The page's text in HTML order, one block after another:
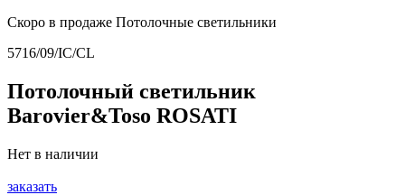
Скоро в продаже Потолочные светильники
5716/09/IC/CL
Потолочный светильник
Barovier&Toso ROSATI
Нет в наличии
заказать